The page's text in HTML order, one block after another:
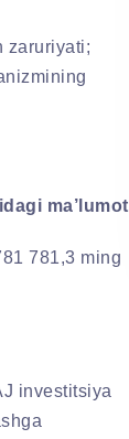
zaruriyati;
ma’ lumot
781,3 ming
investitsiya